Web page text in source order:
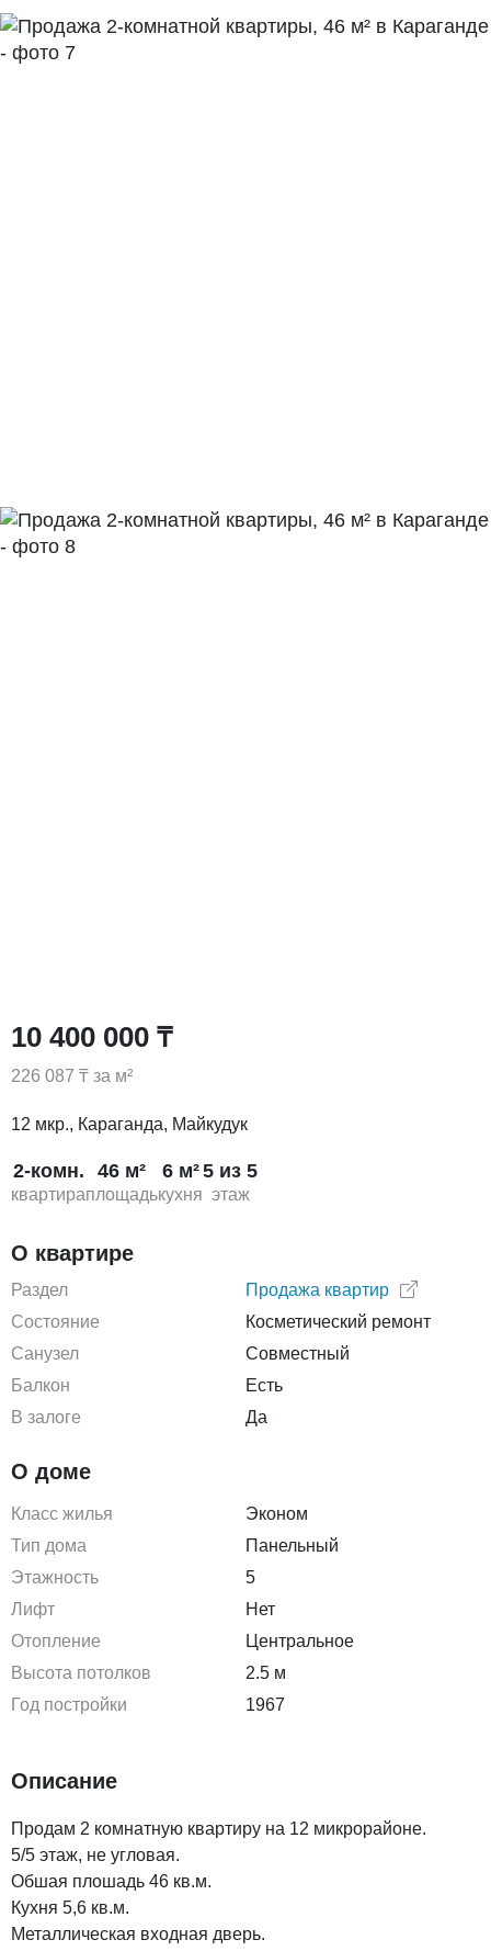
10 400 000 ₸
226 087 ₸ за м²
12 мкр., Караганда, Майкудук
2-комн.
квартира
46 м²
площадь
6 м²
кухня
5 из 5
этаж
О квартире
Раздел
Продажа квартир
Состояние
Косметический ремонт
Санузел
Совместный
Балкон
Есть
В залоге
Да
О доме
Класс жилья
Эконом
Тип дома
Панельный
Этажность
5
Лифт
Нет
Отопление
Центральное
Высота потолков
2.5 м
Год постройки
1967
Описание
Продам 2 комнатную квартиру на 12 микрорайоне.
5/5 этаж, не угловая.
Обшая плошадь 46 кв.м.
Кухня 5,6 кв.м.
Металлическая входная дверь.